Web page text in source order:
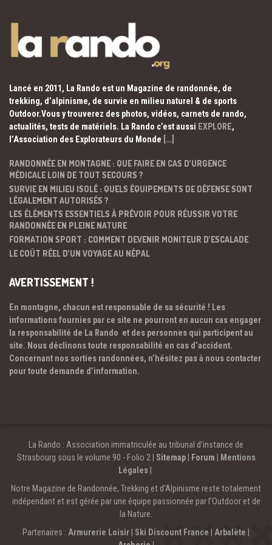
Lancé en 2011, La Rando est un Magazine de randonnée, de
trekking, d’alpinisme, de survie en milieu naturel & de sports
Outdoor.Vous y trouverez des photos, vidéos, carnets de rando,
actualités, tests de matériels. La Rando c’est aussi EXPLORE,
l’Association des Explorateurs du Monde […]
RANDONNÉE EN MONTAGNE : QUE FAIRE EN CAS D’URGENCE
MÉDICALE LOIN DE TOUT SECOURS ?
SURVIE EN MILIEU ISOLÉ : QUELS ÉQUIPEMENTS DE DÉFENSE SONT
LÉGALEMENT AUTORISÉS ?
LES ÉLÉMENTS ESSENTIELS À PRÉVOIR POUR RÉUSSIR VOTRE
RANDONNÉE EN PLEINE NATURE
FORMATION SPORT : COMMENT DEVENIR MONITEUR D’ESCALADE
LE COÛT RÉEL D’UN VOYAGE AU NÉPAL
AVERTISSEMENT !
En montagne, chacun est responsable de sa sécurité ! Les
informations fournies par ce site ne pourront en aucun cas engager
la responsabilité de La Rando et des personnes qui participent au
site. Nous déclinons toute responsabilité en cas d’accident.
Concernant nos sorties randonnées, n’hésitez pas à nous contacter
pour toute demande d’information.
La Rando : Association immatriculée au tribunal d’instance de
Strasbourg sous le volume 90 - Folio 2 | Sitemap| Forum
Mentions
Légales
Notre Magazine de Randonnée, Trekking et d'Alpinisme reste totalement
indépendant et est gérée par une équipe passionnée par l’Outdoor et de
la Nature.
Partenaires : Armurerie Loisir Ski Discount France Arbalète